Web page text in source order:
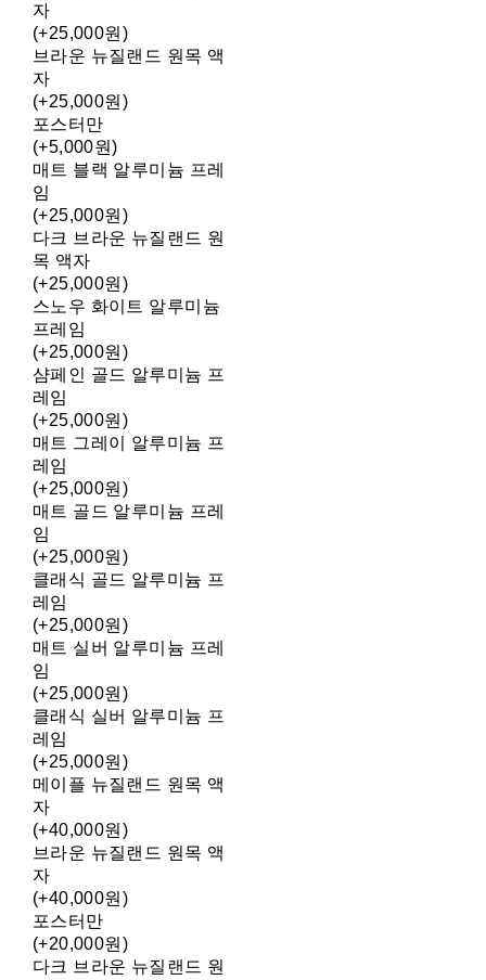
자
(+25,000원)
브라운 뉴질랜드 원목 액
자
(+25,000원)
포스터만
(+5,000원)
매트 블랙 알루미늄 프레
임
(+25,000원)
다크 브라운 뉴질랜드 원
목 액자
(+25,000원)
스노우 화이트 알루미늄
프레임
(+25,000원)
샴페인 골드 알루미늄 프
레임
(+25,000원)
매트 그레이 알루미늄 프
레임
(+25,000원)
매트 골드 알루미늄 프레
임
(+25,000원)
클래식 골드 알루미늄 프
레임
(+25,000원)
매트 실버 알루미늄 프레
임
(+25,000원)
클래식 실버 알루미늄 프
레임
(+25,000원)
메이플 뉴질랜드 원목 액
자
(+40,000원)
브라운 뉴질랜드 원목 액
자
(+40,000원)
포스터만
(+20,000원)
다크 브라운 뉴질랜드 원